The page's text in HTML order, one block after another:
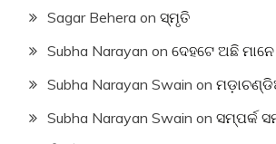
Sagar Behera on ସ୍ମୃତି
Subha Narayan on ଦେହଟେ ଅଛି
Subha Narayan Swain on
Subha Narayan Swain on ସମ୍ପର୍କ